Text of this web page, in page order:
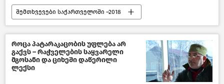
შემთხვევები საქართველოში –2018
საზოგადოება
ფონიჭალაში საცხოვრებელ კორპუსში აფეთქება მოხდა
საქართველო
როცა პატარაკაცობის უფლება არ
გაქვს – რაჭველების საყვარელი
მგოსანი და ციხეში დაწერილი
ლექსი